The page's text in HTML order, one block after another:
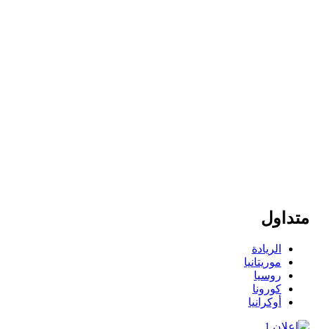
متداول
الريادة
موريتانيا
روسيا
كورونا
أوكرانيا